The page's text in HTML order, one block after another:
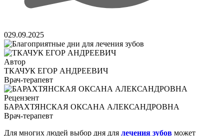
029.09.2025
Автор
ТКАЧУК ЕГОР АНДРЕЕВИЧ
Врач-терапевт
Рецензент
БАРАХТЯНСКАЯ ОКСАНА АЛЕКСАНДРОВНА
Врач-терапевт
Для многих людей выбор дня для лечения зубов может